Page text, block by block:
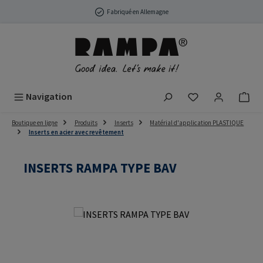
Passer au contenu principalFabriqué en Allemagne
Navigation Vous avez 0
Boutique en ligne Produits Inserts
Matérial d'application PLASTIQUE
Inserts en acier avec revêtement
INSERTS RAMPA TYPE BAV
Ignorer la galerie d'images